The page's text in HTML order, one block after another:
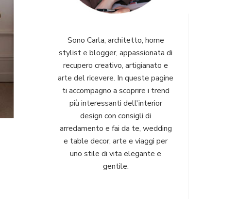
Sono Carla, architetto, home
stylist e blogger, appassionata di
recupero creativo, artigianato e
arte del ricevere. In queste pagine
ti accompagno a scoprire i trend
più interessanti dell'interior
design con consigli di
arredamento e fai da te, wedding
e table decor, arte e viaggi per
uno stile di vita elegante e
gentile.